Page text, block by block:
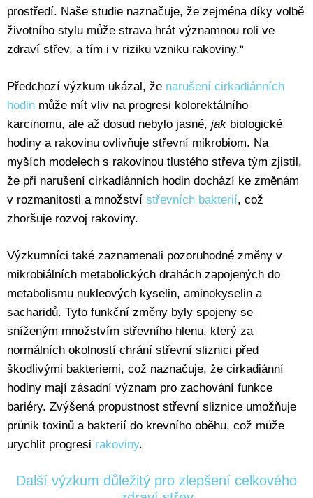
prostředí. Naše studie naznačuje, že zejména díky volbě
životního stylu může strava hrát významnou roli ve
zdraví střev, a tím i v riziku vzniku rakoviny.“
Předchozí výzkum ukázal, že narušení cirkadiánních
hodin může mít vliv na progresi kolorektálního
karcinomu, ale až dosud nebylo jasné, jak biologické
hodiny a rakovinu ovlivňuje střevní mikrobiom. Na
myších modelech s rakovinou tlustého střeva tým zjistil,
že při narušení cirkadiánních hodin dochází ke změnám
v rozmanitosti a množství střevních bakterií, což
zhoršuje rozvoj rakoviny.
Výzkumníci také zaznamenali pozoruhodné změny v
mikrobiálních metabolických drahách zapojených do
metabolismu nukleových kyselin, aminokyselin a
sacharidů. Tyto funkční změny byly spojeny se
sníženým množstvím střevního hlenu, který za
normálních okolností chrání střevní sliznici před
škodlivými bakteriemi, což naznačuje, že cirkadiánní
hodiny mají zásadní význam pro zachování funkce
bariéry. Zvýšená propustnost střevní sliznice umožňuje
průnik toxinů a bakterií do krevního oběhu, což může
urychlit progresi rakoviny.
Další výzkum důležitý pro zlepšení celkového